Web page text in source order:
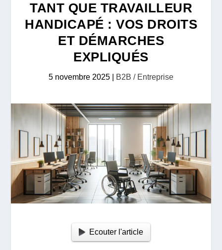
TANT QUE TRAVAILLEUR
HANDICAPÉ : VOS DROITS
ET DÉMARCHES
EXPLIQUÉS
5 novembre 2025 B2B / Entreprise
Ecouter l'article